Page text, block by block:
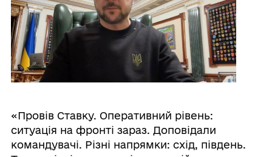
«Провів Ставку. Оперативний рівень:
ситуація на фронті зараз. Доповідали
командувачі. Різні напрямки: схід, південь.